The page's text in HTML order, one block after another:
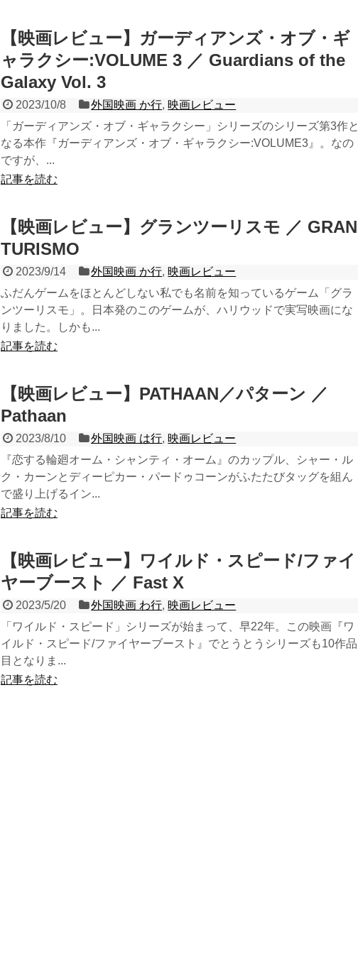
【映画レビュー】ガーディアンズ・オブ・ギ
ャラクシー:VOLUME 3 ／ Guardians of the
Galaxy Vol. 3
2023/10/8 外国映画 か行, 映画レビュー
「ガーディアンズ・オブ・ギャラクシー」シリーズのシリーズ第3作と
なる本作『ガーディアンズ・オブ・ギャラクシー:VOLUME3』。なの
ですが、...
記事を読む
【映画レビュー】グランツーリスモ ／ GRAN
TURISMO
2023/9/14 外国映画 か行, 映画レビュー
ふだんゲームをほとんどしない私でも名前を知っているゲーム「グラ
ンツーリスモ」。日本発のこのゲームが、ハリウッドで実写映画にな
りました。しかも...
記事を読む
【映画レビュー】PATHAAN／パターン ／
Pathaan
2023/8/10 外国映画 は行, 映画レビュー
『恋する輪廻オーム・シャンティ・オーム』のカップル、シャー・ル
ク・カーンとディーピカー・パードゥコーンがふたたびタッグを組ん
で盛り上げるイン...
記事を読む
【映画レビュー】ワイルド・スピード/ファイ
ヤーブースト ／ Fast X
2023/5/20 外国映画 わ行, 映画レビュー
「ワイルド・スピード」シリーズが始まって、早22年。この映画『ワ
イルド・スピード/ファイヤーブースト』でとうとうシリーズも10作品
目となりま...
記事を読む